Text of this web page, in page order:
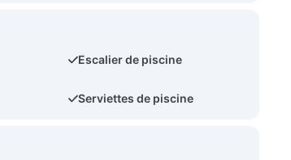
Escalier de piscine
Serviettes de piscine